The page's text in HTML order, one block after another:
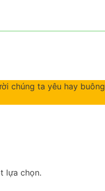
chúng ta yêu hay buông
lựa chọn.